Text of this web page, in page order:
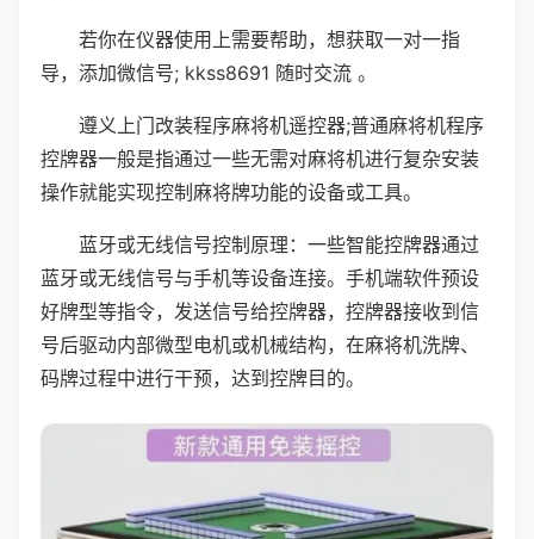
若你在仪器使用上需要帮助，想获取一对一指
导，添加微信号; kkss8691 随时交流 。
遵义上门改装程序麻将机遥控器;普通麻将机程序
控牌器一般是指通过一些无需对麻将机进行复杂安装
操作就能实现控制麻将牌功能的设备或工具。
蓝牙或无线信号控制原理：一些智能控牌器通过
蓝牙或无线信号与手机等设备连接。手机端软件预设
好牌型等指令，发送信号给控牌器，控牌器接收到信
号后驱动内部微型电机或机械结构，在麻将机洗牌、
码牌过程中进行干预，达到控牌目的。